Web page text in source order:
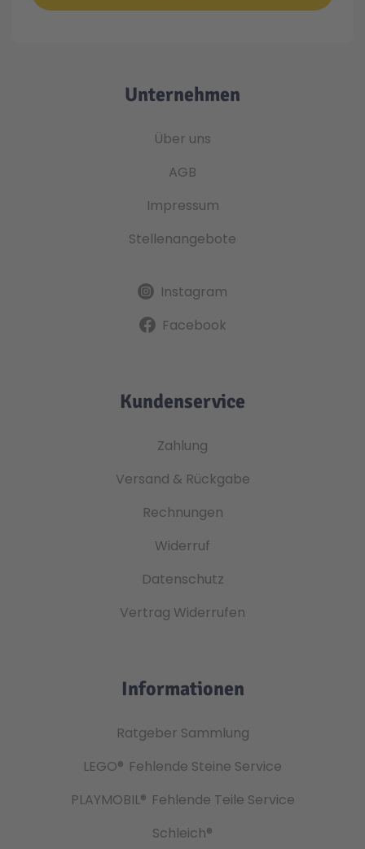
Unternehmen
Über uns
AGB
Impressum
Stellenangebote
Instagram
Facebook
Kundenservice
Zahlung
Versand & Rückgabe
Rechnungen
Widerruf
Datenschutz
Vertrag Widerrufen
Informationen
Ratgeber Sammlung
LEGO® Fehlende Steine Service
PLAYMOBIL® Fehlende Teile Service
Schleich®